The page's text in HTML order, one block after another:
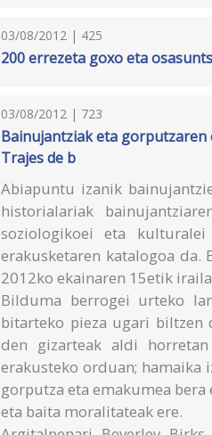
03/08/2012 | 425
200 errezeta goxo eta
03/08/2012 | 723
Bainujantziak eta gorputzaren
Trajes de b
Abiapuntu izanik
historialariak
soziologikoei eta
erakusketaren katalogoa da.
2012ko ekainaren 15etik
Bilduma berrogei urteko
bitarteko pieza ugari biltzen
den gizarteak aldi
erakusteko orduan; hamaika
gorputza eta emakumea
eta baita moralitateak ere.